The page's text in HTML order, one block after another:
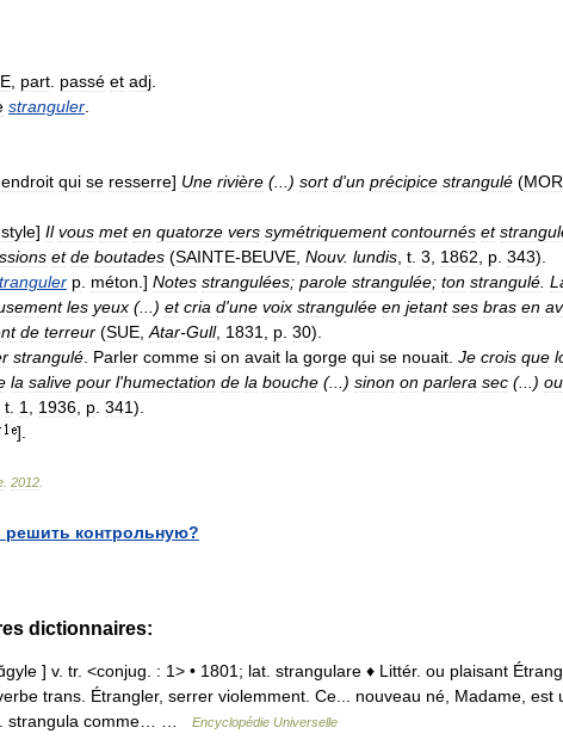
part passé et adj
stranguler
endroit qui se resserre] Une rivière (...) sort d'un précipice strangulé (
style] Il vous met en quatorze vers symétriquement contournés et
et de boutades (SAINTE-BEUVE Nouv. lundis t 3 1862 p 343).
p méton .] Notes strangulées; parole strangulée; ton strangulé
les yeux (...) et cria d'une voix strangulée en jetant ses bras en
de terreur (SUE Atar-Gull, 1831 p 30).
strangulé Parler comme si on avait la gorge qui se nouait Je crois que
la salive pour l'humectation de la bouche (...) sinon on parlera sec (...) ou
t 1 1936 p 341).
].
2012
решить контрольную?
dictionnaires:
] v. tr. <conjug. : 1> • 1801; lat. strangulare ♦ Littér. ou plaisant
trans. Étrangler, serrer violemment. Ce... nouveau né, Madame, est
strangula comme… …
Encyclopédie Universelle